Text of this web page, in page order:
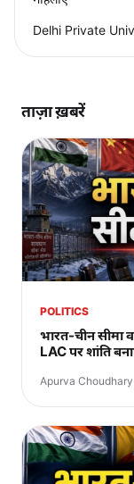
Delhi Private
ताज़ा ख़बरें
POLITICS
भारत-चीन सीमा
LAC पर शांति
Apurva Choudhary